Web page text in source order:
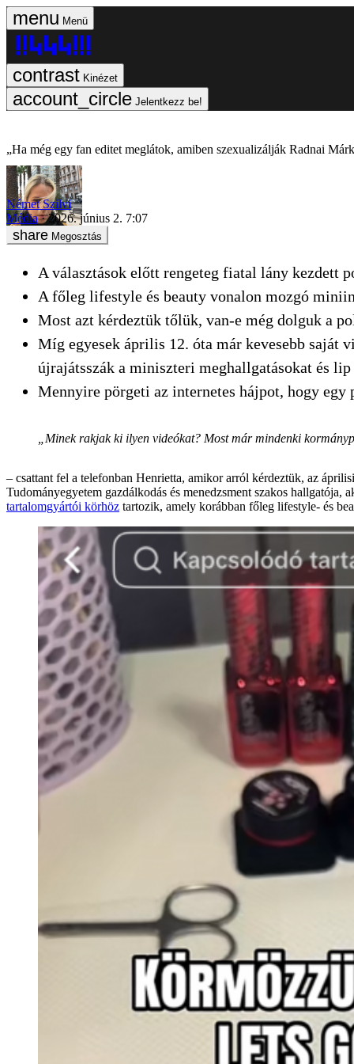
Menü
Kinézet
Jelentkezz be!
„Ha még egy fan editet meglátok, amiben szexualizálják Radnai
Német Szilvi
Média
2026. június 2. 7:07
Megosztás
A választások előtt rengeteg fiatal lány kezdett
A főleg lifestyle és beauty vonalon mozgó
Most azt kérdeztük tőlük, van-e még dolguk a
Míg egyesek április 12. óta már kevesebb saját
újrajátsszák a miniszteri meghallgatásokat és
Mennyire pörgeti az internetes hájpot, hogy
„Minek rakjak ki ilyen videókat? Most már mindenki
– csattant fel a telefonban Henrietta, amikor arról kérdeztük, az
Tudományegyetem gazdálkodás és menedzsment szakos
tartalomgyártói körhöz tartozik, amely korábban főleg lifestyle- és